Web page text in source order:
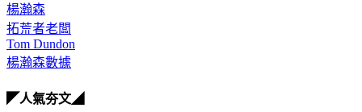
楊瀚森
拓荒者老闆
Tom Dundon
楊瀚森數據
◤人氣夯文◢